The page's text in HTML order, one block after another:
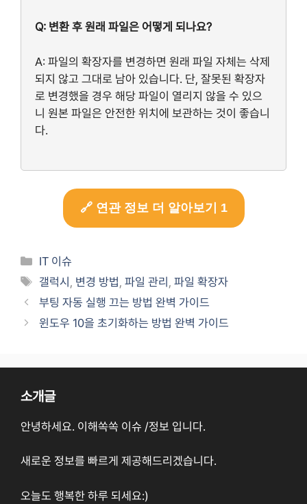
Q: 변환 후 원래 파일은 어떻게 되나요?
A: 파일의 확장자를 변경하면 원래 파일 자체는 삭제
되지 않고 그대로 남아 있습니다. 단, 잘못된 확장자
로 변경했을 경우 해당 파일이 열리지 않을 수 있으
니 원본 파일은 안전한 위치에 보관하는 것이 좋습니
다.
🔗 연관 정보 더 알아보기 1
카
테
리
IT 이슈
태
그
갤럭시 변경 방법 ,파일 관리 ,파일 확장자
부팅 자동 실행 끄는 방법 완벽 가이드
윈도우 10을 초기화하는 방법 완벽 가이드
소개글
안녕하세요. 이해쏙쏙 이슈 /정보 입니다.
새로운 정보를 빠르게 제공해드리겠습니다.
오늘도 행복한 하루 되세요:)